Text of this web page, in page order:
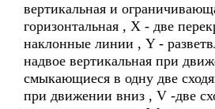
вертикальная и
горизонтальная , X - две
наклонные линии , Y -
надвое вертикальная при
смыкающиеся в одну две
при движении вниз , V -две